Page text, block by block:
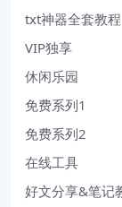
txt神器全套教程
VIP独享
休闲乐园
免费系列1
免费系列2
在线工具
好文分享&笔记